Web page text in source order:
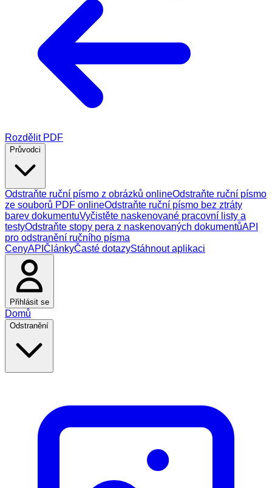
Rozdělit PDF
Průvodci
Odstraňte ruční písmo z obrázků onlineOdstraňte ruční písmo
ze souborů PDF onlineOdstraňte ruční písmo bez ztráty
barev dokumentuVyčistěte naskenované pracovní listy a
testyOdstraňte stopy pera z naskenovaných dokumentůAPI
pro odstranění ručního písma
CenyAPI ČlánkyČasté dotazyStáhnout aplikaci
Přihlásit se
Domů
Odstranění